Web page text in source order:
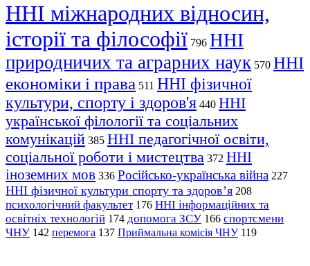
ННІ міжнародних відносин,
історії та філософії 796 ННІ
природничих та аграрних наук 570 ННІ
економіки і права 511 ННІ фізичної
культури, спорту і здоров'я 440 ННІ
української філології та соціальних
комунікацій 385 ННІ педагогічної освіти,
соціальної роботи і мистецтва 372 ННІ
іноземних мов 336 Російсько-українська війна 227
ННІ фізичної культури спорту та здоров’я 208
психологічний факультет 176 ННІ інформаційних та
освітніх технологій 174 допомога ЗСУ 166 спортсмени
ЧНУ 142 перемога 137 Приймальна комісія ЧНУ 119